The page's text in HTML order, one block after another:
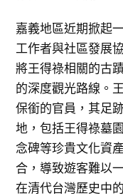
嘉義地區近期掀起
工作者與社區發展
將王得祿相關的古
的深度觀光路線。
保銜的官員，其足
地，包括王得祿墓
念碑等珍貴文化資
合，導致遊客難以
在清代台灣歷史中